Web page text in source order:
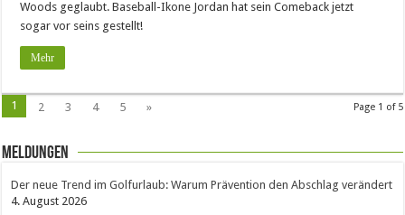
Woods geglaubt. Baseball-Ikone Jordan hat sein Comeback jetzt
sogar vor seins gestellt!
Mehr
Page 1 of 5
1 2 3 4 5 »
Meldungen
Der neue Trend im Golfurlaub: Warum Prävention den Abschlag verändert
4. August 2026